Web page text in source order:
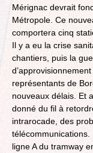
Mérignac devrait
Métropole. Ce
comportera cinq
Il y a eu la crise
chantiers, puis la
représentants de
nouveaux délais. Et
donné du fil à
intrarocade, des
télécommunications.
ligne A du tramway